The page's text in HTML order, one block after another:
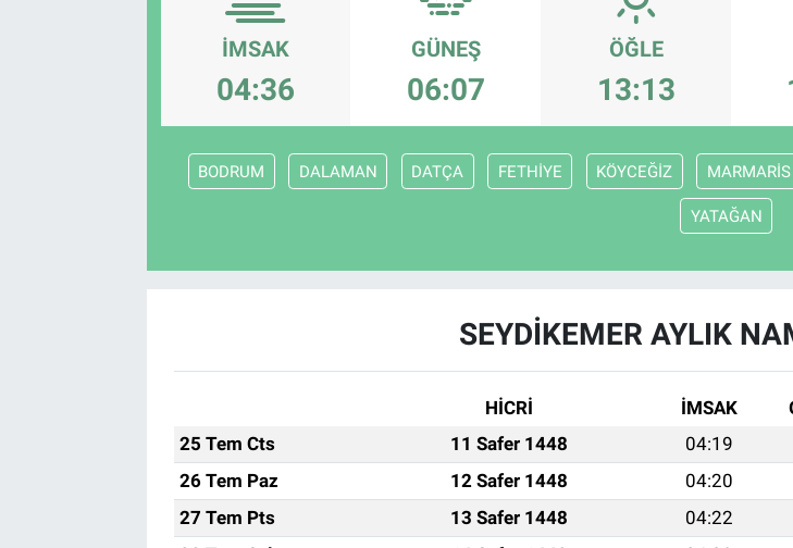
İMSAK
04:36
GÜNEŞ
06:07
ÖĞLE
13:13
BODRUM DALAMAN DATÇA FETHİYE KÖYCEĞİZ MARMARİS
YATAĞAN
SEYDİKEMER AYLIK
HİCRİ İMSAK
25 Tem Cts
11 Safer 1448 04:19
26 Tem Paz
12 Safer 1448 04:20
27 Tem Pts
13 Safer 1448 04:22